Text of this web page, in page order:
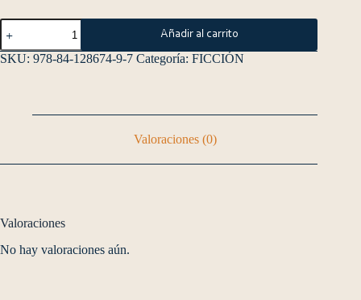
Añadir al carrito
SKU: 978-84-128674-9-7 Categoría: FICCIÓN
Valoraciones (0)
Valoraciones
No hay valoraciones aún.